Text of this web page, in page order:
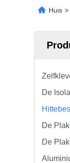
Huis >
De
De
De